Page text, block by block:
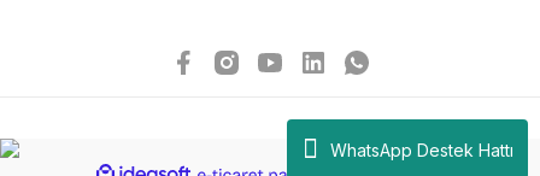
WhatsApp Destek Hattı
ideasoft